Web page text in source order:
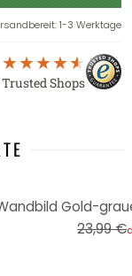
: 1-3 Werktage
Trusted Shops
23,99 €